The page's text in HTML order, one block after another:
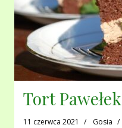
Tort Pawełek
11 czerwca 2021 Gosia